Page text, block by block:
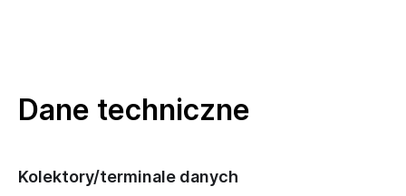
Dane techniczne
Kolektory/terminale danych